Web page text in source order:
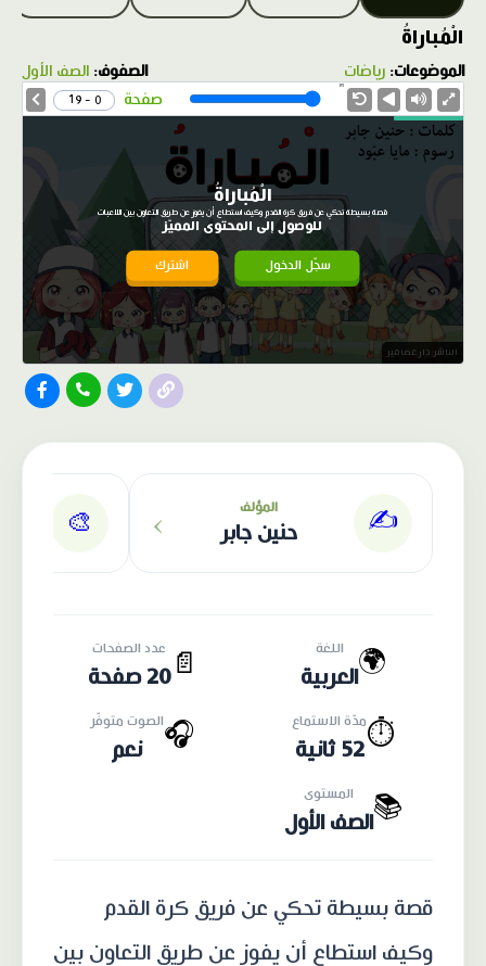
الْمُباراةُ
الموضوعات: رياضات الصفوف: الصف الأول
صفحة 0 - 19
الْمُباراةُ
قصة بسيطة تحكي عن فريق كرة القدم وكيف استطاع أن يفوز عن طريق التعاون بين اللاعبات
للوصول إلى المحتوى المميّز
سجّل الدخول اشترك
الناشر: دار عصافير
✍️ المؤلف
حنين جابر ›
🎨
🌍 اللغة
العربية 📄
عدد الصفحات
20 صفحة
⏱️مدّة الاستماع
52 ثانية
🎧الصوت متوفّر
نعم
📚 المستوى
الصف الأول
قصة بسيطة تحكي عن فريق كرة القدم
وكيف استطاع أن يفوز عن طريق التعاون بين